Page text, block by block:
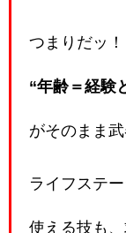
つまりだッ！
“年齢＝経験
がそのまま
ライフステ
使える技も